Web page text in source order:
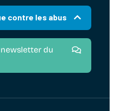
contre les abus
du